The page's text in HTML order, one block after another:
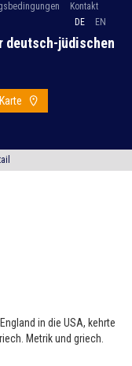
Kontakt
DE
EN
deutsch-jüdischen
Karte
in die USA, kehrte
Metrik und griech.